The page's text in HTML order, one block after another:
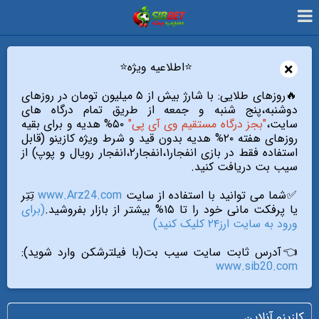
×
⭐️اطلاعیه ویژه⭐️
🔥روزهای طلایی: با شارژ بیش از ۵ میلیون تومان در روزهای
دوشنبه،پنج شنبه و جمعه از طریق تمام درگاه های
سایت،"بجز درگاه مستقیم وی آی پی"
۵۰% هدیه و برای بقیه
روزهای هفته ۲۰% هدیه بدون قید و شرط ویژه کازینو (قابل
استفاده فقط در بازی انفجار۱،انفجار۲،انفجار رویال و پوپ) از
سیب بت دریافت کنید.
✅شما می توانید با استفاده از سایت www.Arz24.com تِتِر
یا پرفکت مانی خود را تا ۱۵% بیشتر از بازار بفروشید.
(برای
ورود به سایت ارز۲۴ کلیک کنید)
👈آدرس ثابت سایت سیب بت(با فیلترشکن وارد شوید):
www.sib20.com